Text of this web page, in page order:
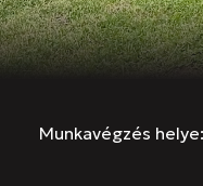
Munkavégzés